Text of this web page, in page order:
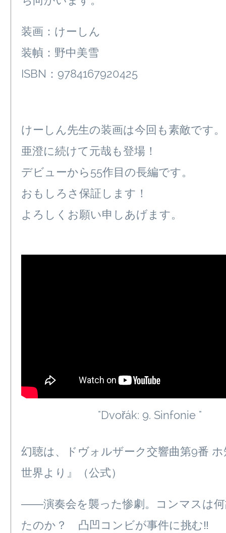
装画：けーしん
装幀：野中美雪
ISBN：9784167920425
けーしん先生の装画は今回も素敵です。
亜澄に続けて元哉も登場！
デビューから55作目の長編です。
おもしろさ保証します！
よろしくお願い申しあげます。
"Dvořák: 9. Sinfonie "
幻聴は、ドヴォルザーク交響曲第9番 ホ
世界より』（公式）
――演奏会を襲った惨劇。コンマスは
たのか？ 凸凹コンビが事件に挑む‼